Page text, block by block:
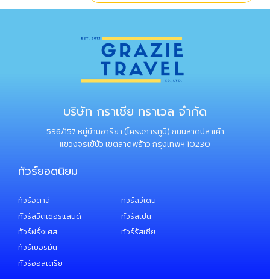
บริษัท กราเซีย ทราเวล จำกัด
596/157 หมู่บ้านอารียา (โครงการทูบี) ถนนลาดปลาเค้า
แขวงจรเข้บัว เขตลาดพร้าว กรุงเทพฯ 10230
ทัวร์ยอดนิยม
ทัวร์อิตาลี
ทัวร์สวิตเซอร์แลนด์
ทัวร์ฝรั่งเศส
ทัวร์เยอรมัน
ทัวร์ออสเตรีย
ทัวร์สวีเดน
ทัวร์สเปน
ทัวร์รัสเซีย